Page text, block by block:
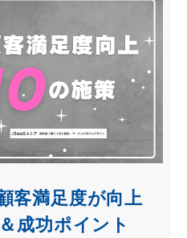
客満足度が向上
成功ポイント